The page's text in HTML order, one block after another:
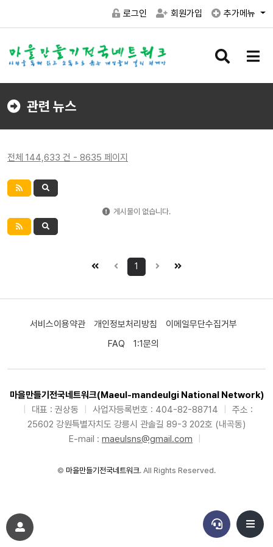
로그인 회원가입 추가메뉴
검
버
메
버
관련 뉴스
전체 144,633 건 - 8635 페이지
게시물이 없습니다.
1
서비스이용약관 개인정보처리방침
이메일무단수집거부
FAQ
1:1문의
마을만들기전국네트워크(Maeul-mandeulgi National Network)
대표 : 권상동 사업자등록번호 : 404-82-88714
주소 :
25602 강원특별자치도 강릉시 관솔길 89-3 202호 (내곡동)
E-mail : maeulsns@gmail.com
© 마을만들기전국네트워크. All Rights Reserved.